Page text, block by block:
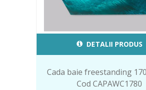
DETALII PRODUS
Cada baie freestanding
Cod CAPAWC1780